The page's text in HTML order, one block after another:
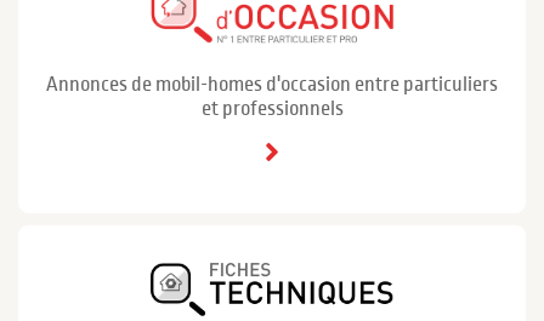
Annonces de mobil-homes d'occasion entre particuliers
et professionnels